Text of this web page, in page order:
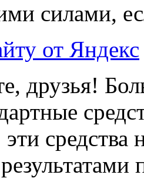
силами,
от Яндекс
друзья!